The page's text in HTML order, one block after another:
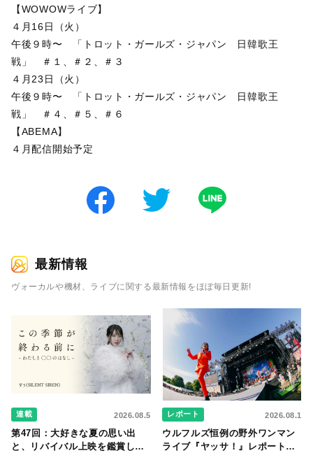
【WOWOWライブ】
４月16日（火）
午後９時〜 「トロット・ガールズ・ジャパン 日韓歌王
戦」 ＃１、＃２、＃３
４月23日（火）
午後９時〜 「トロット・ガールズ・ジャパン 日韓歌王
戦」 ＃４、＃５、＃６
【ABEMA】
４月配信開始予定
最新情報
ヴォーカルや機材、ライブに関する最新情報をほぼ毎日更新!
連載 2026.08.5
第47回：大好きな夏の思い出
と、リバイバル上映を鑑賞した
レポート 2026.08.1
ウルフルズ恒例の野外ワンマン
ライブ『ヤッサ！』レポート！